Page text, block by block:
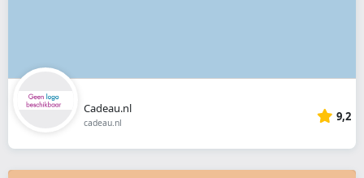
Cadeau.nl
cadeau.nl 9,2